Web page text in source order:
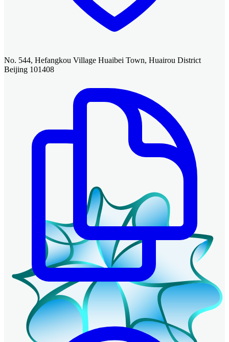
No. 544, Hefangkou Village Huaibei Town, Huairou District
Beijing 101408